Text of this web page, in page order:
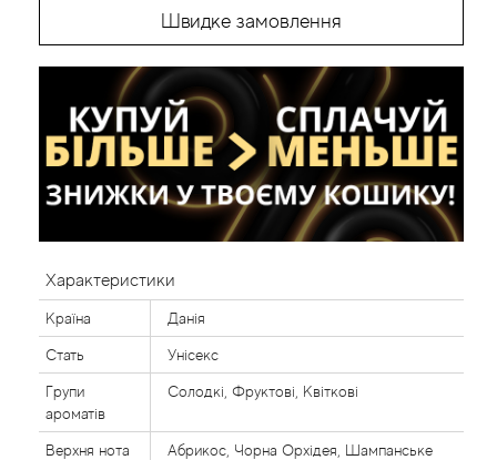
Швидке замовлення
Характеристики
Країна Данія
Стать Унісекс
Групи
ароматів
Солодкі, Фруктові, Квіткові
Верхня нота Абрикос, Чорна Орхідея, Шампанське